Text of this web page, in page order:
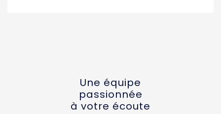
Une équipe
passionnée
à votre écoute